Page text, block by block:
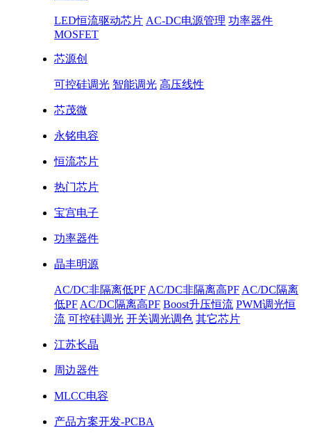
LED恒流驱动芯片 AC-DC电源管理 功率器件
MOSFET
芯源创
可控硅调光 智能调光 高压线性
芯茂微
永铭电容
恒流芯片
热门芯片
宝宫电子
功率器件
晶丰明源
AC/DC非隔离低PF AC/DC非隔离高PF AC/DC隔离
低PF AC/DC隔离高PF Boost升压恒流 PWM调光恒
流 可控硅调光 开关调光调色 其它芯片
江苏长晶
周边器件
MLCC电容
产品方案开发-PCBA